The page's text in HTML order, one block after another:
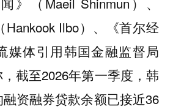
Hankook Ilbo）、《首尔经
媒体引用韩国金融监督局
，截至2026年第一季度，韩
资融券贷款余额已接近36